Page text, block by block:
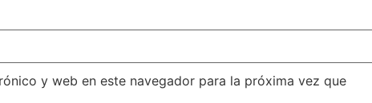
y web en este navegador para la próxima vez que